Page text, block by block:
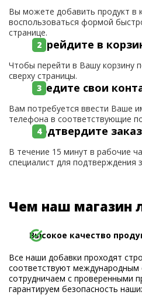
Вы можете добавить продукт в
воспользоваться формой
странице.
Перейдите в
Чтобы перейти в Вашу корзину
сверху страницы.
Введите свои
Вам потребуется ввести Ваше
телефона в соответствующие
Подтвердите
В течение 15 минут в рабочие
специалист для подтверждения
Чем наш магазин
Высокое качество
Все наши добавки проходят
соответствуют
сотрудничаем с проверенными
гарантируем безопасность